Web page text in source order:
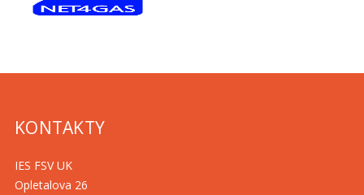
KONTAKTY
IES FSV UK
Opletalova 26